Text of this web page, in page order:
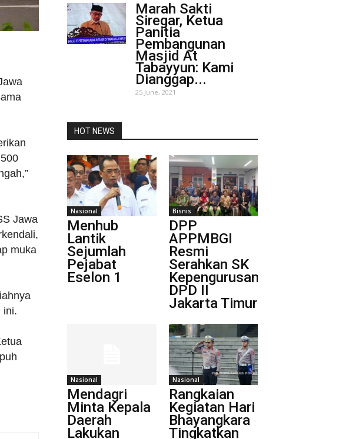
Jawa
muka
ini.
Marah Sakti
Siregar, Ketua
Panitia
Pembangunan
Masjid At
Tabayyun: Kami
Dianggap...
25 June, 2021
HOT NEWS
Nasional
Menhub
Lantik
Sejumlah
Pejabat
Eselon 1
Bisnis
DPP
APPMBGI
Resmi
Serahkan SK
Kepengurusan
DPD II
Jakarta Timur
Nasional
Mendagri
Minta Kepala
Daerah
Lakukan
Nasional
Rangkaian
Kegiatan Hari
Bhayangkara
Tingkatkan